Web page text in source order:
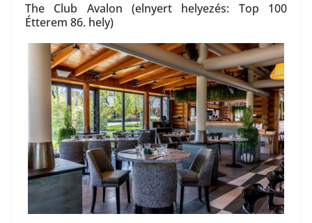
The Club Avalon (elnyert helyezés: Top 100
Étterem 86. hely)